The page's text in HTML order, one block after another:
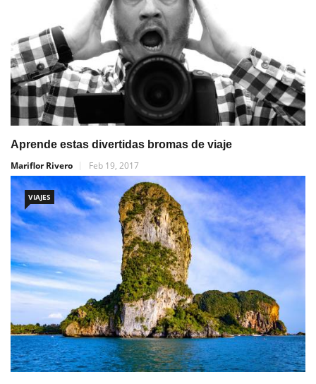
Aprende estas divertidas bromas de viaje
Mariflor Rivero
Feb 19, 2017
VIAJES